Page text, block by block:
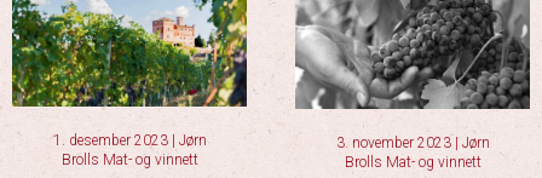
1. desember 2023
Jørn
Brolls Mat- og vinnett
3. november 2023 | Jørn
Brolls Mat- og vinnett